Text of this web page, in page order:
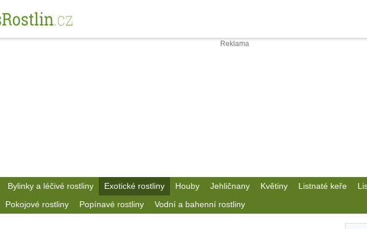
Bylinky a léčivé rostliny Exotické rostliny Houby Jehličnany Květiny Listnaté keře
Pokojové rostliny Popínavé rostliny Vodní a bahenní rostliny